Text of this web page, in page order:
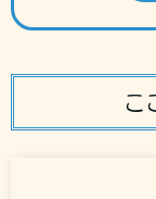
こ